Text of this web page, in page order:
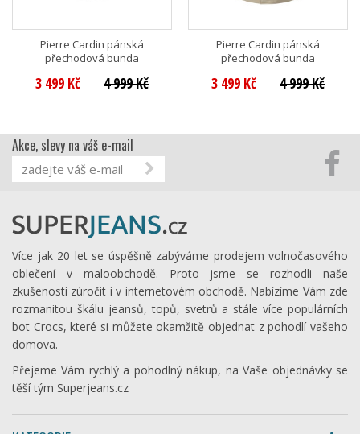
Pierre Cardin pánská
přechodová bunda
3 499 Kč 4 999 Kč
Pierre Cardin pánská
přechodová bunda
3 499 Kč 4 999 Kč
Akce, slevy na váš e-mail
Více jak 20 let se úspěšně zabýváme prodejem volnočasového
oblečení v maloobchodě. Proto jsme se rozhodli naše
zkušenosti zúročit i v internetovém obchodě. Nabízíme Vám zde
rozmanitou škálu jeansů, topů, svetrů a stále více populárních
bot Crocs, které si můžete okamžitě objednat z pohodlí vašeho
domova.
Přejeme Vám rychlý a pohodlný nákup, na Vaše objednávky se
těší tým Superjeans.cz